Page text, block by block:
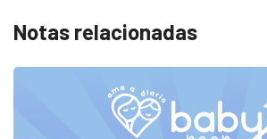
Notas relacionadas